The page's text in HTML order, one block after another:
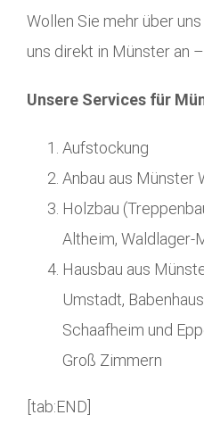
Wollen Sie mehr über
uns direkt in Münster an –
Unsere Services für
Aufstockung
Anbau aus Münster
Holzbau
Altheim, Waldlager-
Hausbau aus
Umstadt,
Schaafheim und
Groß Zimmern
[tab:END]